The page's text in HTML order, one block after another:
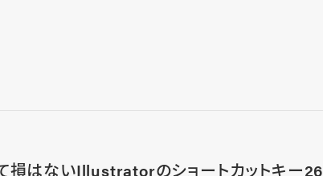
損はないIllustratorのショートカットキー26